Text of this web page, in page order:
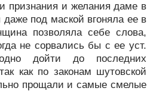
признания и желания даме в
под маской вгоняла ее в
позволяла себе слова,
не сорвались бы с ее уст.
дойти до последних
как по законам шутовской
прощали и самые смелые